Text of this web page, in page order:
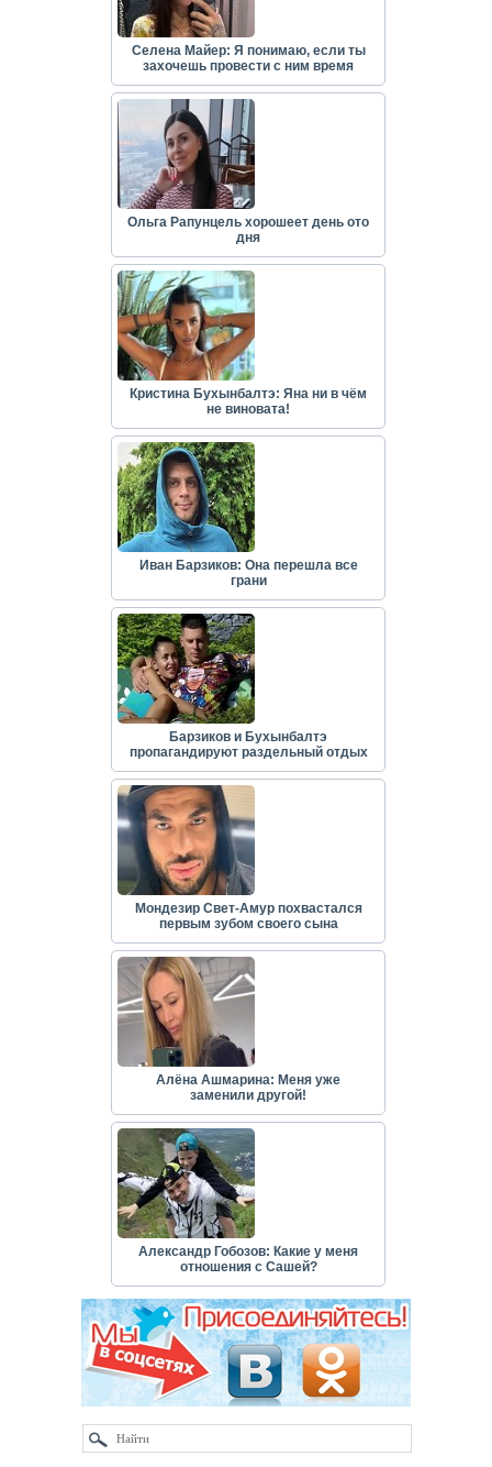
Селена Майер: Я понимаю, если ты
захочешь провести с ним время
Ольга Рапунцель хорошеет день ото
дня
Кристина Бухынбалтэ: Яна ни в чём
не виновата!
Иван Барзиков: Она перешла все
грани
Барзиков и Бухынбалтэ
пропагандируют раздельный отдых
Мондезир Свет-Амур похвастался
первым зубом своего сына
Алёна Ашмарина: Меня уже
заменили другой!
Александр Гобозов: Какие у меня
отношения с Сашей?